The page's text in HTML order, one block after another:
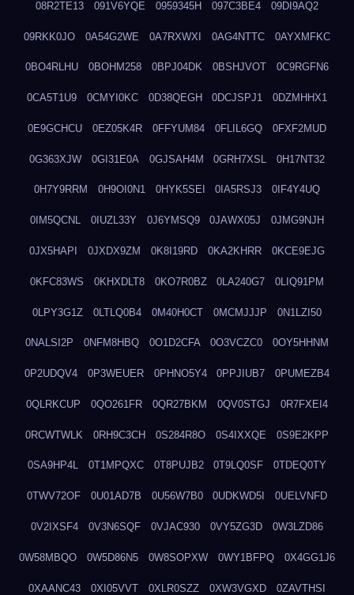
08R2TE13 091V6YQE 0959345H 097C3BE4 09DI9AQ2
09RKK0JO 0A54G2WE 0A7RXWXI 0AG4NTTC 0AYXMFKC
0BO4RLHU 0BOHM258 0BPJ04DK 0BSHJVOT 0C9RGFN6
0CA5T1U9 0CMYI0KC 0D38QEGH 0DCJSPJ1 0DZMHHX1
0E9GCHCU 0EZ05K4R 0FFYUM84 0FLIL6GQ 0FXF2MUD
0G363XJW 0GI31E0A 0GJSAH4M 0GRH7XSL 0H17NT32
0H7Y9RRM 0H9OI0N1 0HYK5SEI 0IA5RSJ3 0IF4Y4UQ
0IM5QCNL 0IUZL33Y 0J6YMSQ9 0JAWX05J 0JMG9NJH
0JX5HAPI 0JXDX9ZM 0K8I19RD 0KA2KHRR 0KCE9EJG
0KFC83WS 0KHXDLT8 0KO7R0BZ 0LA240G7 0LIQ91PM
0LPY3G1Z 0LTLQ0B4 0M40H0CT 0MCMJJJP 0N1LZI50
0NALSI2P 0NFM8HBQ 0O1D2CFA 0O3VCZC0 0OY5HHNM
0P2UDQV4 0P3WEUER 0PHNO5Y4 0PPJIUB7 0PUMEZB4
0QLRKCUP 0QO261FR 0QR27BKM 0QV0STGJ 0R7FXEI4
0RCWTWLK 0RH9C3CH 0S284R8O 0S4IXXQE 0S9E2KPP
0SA9HP4L 0T1MPQXC 0T8PUJB2 0T9LQ0SF 0TDEQ0TY
0TWV72OF 0U01AD7B 0U56W7B0 0UDKWD5I 0UELVNFD
0V2IXSF4 0V3N6SQF 0VJAC930 0VY5ZG3D 0W3LZD86
0W58MBQO 0W5D86N5 0W8SOPXW 0WY1BFPQ 0X4GG1J6
0XAANC43 0XI05VVT 0XLR0SZZ 0XW3VGXD 0ZAVTHSI